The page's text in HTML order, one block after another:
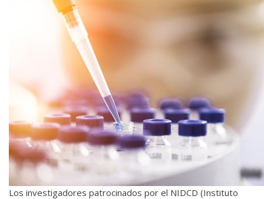
Los investigadores patrocinados por el NIDCD (Instituto